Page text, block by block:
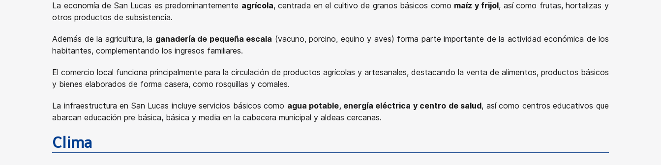
La economía de San Lucas es predominantemente agrícola, centrada en el cultivo de granos básicos como maíz y frijol, así como frutas, hortalizas y
otros productos de subsistencia.
Además de la agricultura, la ganadería de pequeña escala (vacuno, porcino, equino y aves) forma parte importante de la actividad económica de los
habitantes, complementando los ingresos familiares.
El comercio local funciona principalmente para la circulación de productos agrícolas y artesanales, destacando la venta de alimentos, productos básicos
y bienes elaborados de forma casera, como rosquillas y comales.
La infraestructura en San Lucas incluye servicios básicos como agua potable, energía eléctrica y centro de salud, así como centros educativos que
abarcan educación pre básica, básica y media en la cabecera municipal y aldeas cercanas.
Clima